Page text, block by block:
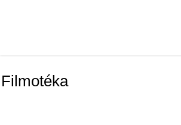
Filmotéka